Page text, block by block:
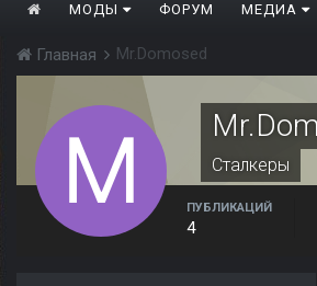
МОДЫ ФОРУМ МЕДИА
Главная Mr.Domosed
Сталкеры
ПУБЛИКАЦИЙ
4